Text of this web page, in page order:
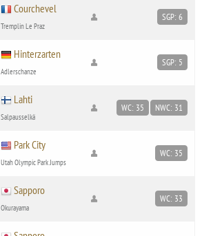
Courchevel
Tremplin Le Praz
SGP: 6
Hinterzarten
Adlerschanze
SGP: 5
Lahti
Salpausselkä
WC: 35 NWC: 31
Park City
Utah Olympic Park Jumps
WC: 35
Sapporo
Okurayama
WC: 33